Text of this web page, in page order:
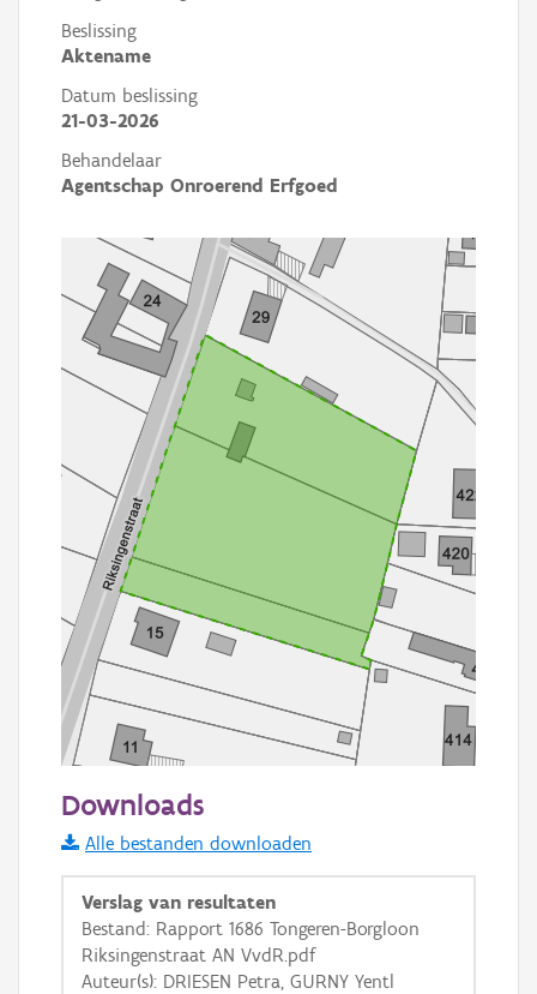
Beslissing
Aktename
Datum beslissing
21-03-2026
Behandelaar
Agentschap Onroerend Erfgoed
Informatie Vlaanderen
i
+ −
Downloads
Alle bestanden downloaden
Verslag van resultaten
Bestand: Rapport 1686 Tongeren-Borgloon
Riksingenstraat AN VvdR.pdf
Auteur(s): DRIESEN Petra, GURNY Yentl